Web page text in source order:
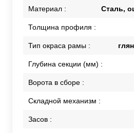
Материал : Сталь,
Толщина профиля :
Тип окраса рамы :
Глубина секции (мм) :
Ворота в сборе :
Складной механизм :
Засов :